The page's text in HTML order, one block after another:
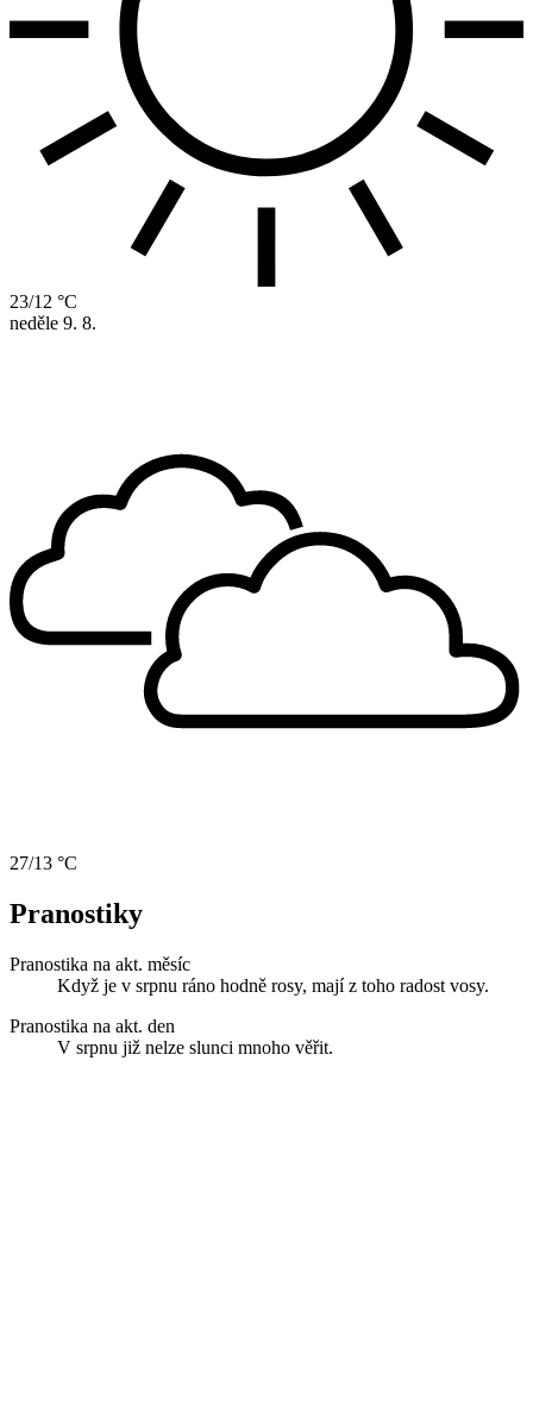
23/12 °C
neděle 9. 8.
27/13 °C
Pranostiky
Pranostika na akt. měsíc
Když je v srpnu ráno hodně rosy, mají z toho radost vosy.
Pranostika na akt. den
V srpnu již nelze slunci mnoho věřit.